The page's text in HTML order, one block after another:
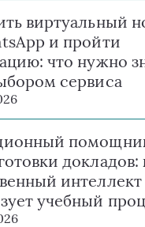
виртуальный
и пройти
что нужно
сервиса
докладов:
интеллект
учебный